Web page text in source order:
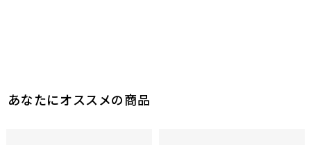
あなたにオススメの商品